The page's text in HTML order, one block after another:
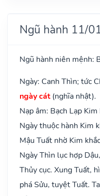
Ngũ hành 11/
Ngũ hành niên mệnh:
Ngày: Canh Thìn; tức
ngày cát(nghĩa nhật).
Nạp âm: Bạch Lạp
Ngày thuộc hành Kim
Mậu Tuất nhờ Kim
Ngày Thìn lục hợp
Thủy cục. Xung Tuất,
phá Sửu, tuyệt Tuất.